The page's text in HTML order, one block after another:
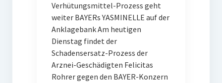
Verhütungsmittel-Prozess geht
weiter BAYERs YASMINELLE auf der
Anklagebank Am heutigen
Dienstag findet der
Schadensersatz-Prozess der
Arznei-Geschädigten Felicitas
Rohrer gegen den BAYER-Konzern